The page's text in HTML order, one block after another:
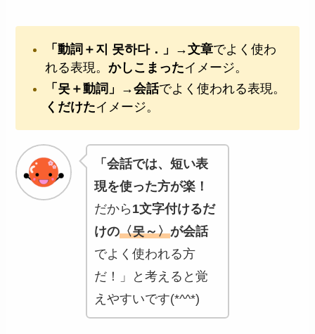
「動詞＋지 못하다．」 →文章でよく使わ
れる表現。かしこまったイメージ。
「못＋動詞」
→会話でよく使われる表現。
くだけたイメージ。
「会話では、短い表
現を使った方が楽！
だから 1文字付けるだ
けの〈못～〉が会話
でよく使われる方
だ！」と考えると覚
えやすいです(*^^*)